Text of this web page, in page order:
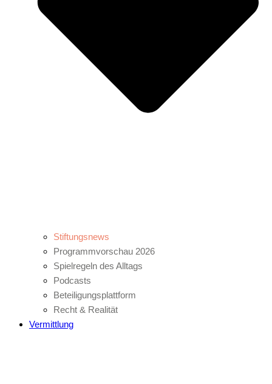
Stiftungsnews
Programmvorschau 2026
Spielregeln des Alltags
Podcasts
Beteiligungsplattform
Recht & Realität
Vermittlung